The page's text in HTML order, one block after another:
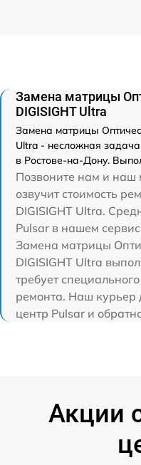
Замена матрицы
DIGISIGHT Ultra
Замена матрицы
Ultra - несложная
в Ростове-на-Дону.
Позвоните нам и наш
озвучит стоимость
DIGISIGHT Ultra.
Pulsar в нашем
Замена матрицы
DIGISIGHT Ultra
требует
ремонта. Наш курьер
центр Pulsar и
Акции